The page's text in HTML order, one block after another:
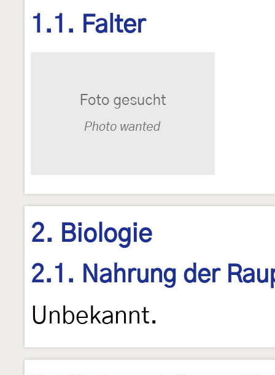
1.1. Falter
2. Biologie
2.1. Nahrung der
Unbekannt.